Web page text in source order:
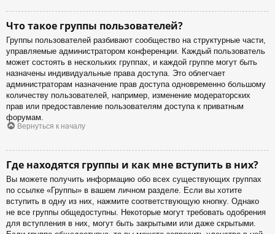
Что такое группы пользователей?
Группы пользователей разбивают сообщество на структурные части,
управляемые администратором конференции. Каждый пользователь
может состоять в нескольких группах, и каждой группе могут быть
назначены индивидуальные права доступа. Это облегчает
администраторам назначение прав доступа одновременно большому
количеству пользователей, например, изменение модераторских
прав или предоставление пользователям доступа к приватным
форумам.
Вернуться к началу
Где находятся группы и как мне вступить в них?
Вы можете получить информацию обо всех существующих группах
по ссылке «Группы» в вашем личном разделе. Если вы хотите
вступить в одну из них, нажмите соответствующую кнопку. Однако
не все группы общедоступны. Некоторые могут требовать одобрения
для вступления в них, могут быть закрытыми или даже скрытыми.